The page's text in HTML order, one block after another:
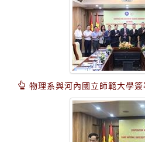
物理系與河內國立師範大學